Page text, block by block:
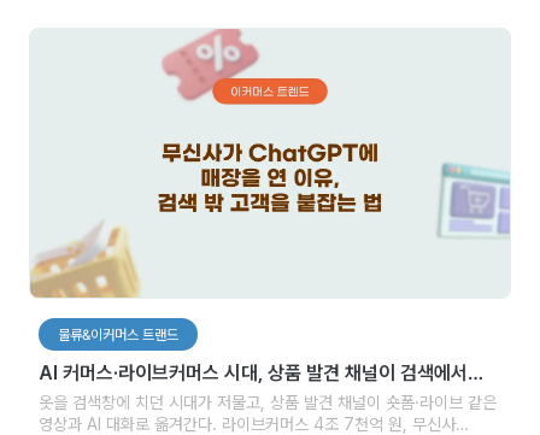
물류&이커머스 트랜드
AI 커머스·라이브커머스 시대, 상품 발견 채널이 검색에서
영상·AI 대화로 옮겨간다
옷을 검색창에 치던 시대가 저물고, 상품 발견 채널이 숏폼·라이브 같은
영상과 AI 대화로 옮겨간다. 라이브커머스 4조 7천억 원, 무신사